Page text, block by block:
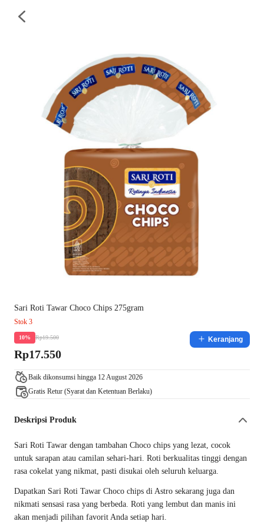
Sari Roti Tawar Choco Chips 275gram
Stok 3
10% Rp19.500
Rp17.550
Keranjang
Baik dikonsumsi hingga 12 August 2026
Gratis Retur (Syarat dan Ketentuan Berlaku)
Deskripsi Produk
Sari Roti Tawar dengan tambahan Choco chips yang lezat, cocok
untuk sarapan atau camilan sehari-hari. Roti berkualitas tinggi dengan
rasa cokelat yang nikmat, pasti disukai oleh seluruh keluarga.
Dapatkan Sari Roti Tawar Choco chips di Astro sekarang juga dan
nikmati sensasi rasa yang berbeda. Roti yang lembut dan manis ini
akan menjadi pilihan favorit Anda setiap hari.